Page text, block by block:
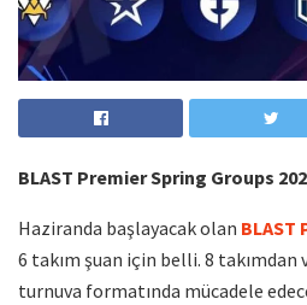
BLAST Premier Spring Groups
Haziranda başlayacak olan BLAST
6 takım şuan için belli. 8 takımdan
turnuva formatında mücadele